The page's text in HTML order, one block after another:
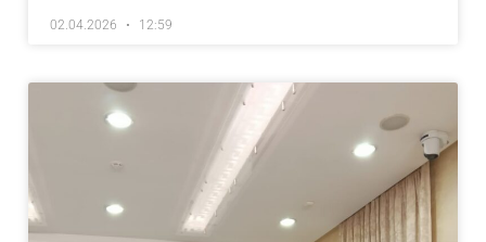
02.04.2026 12:59